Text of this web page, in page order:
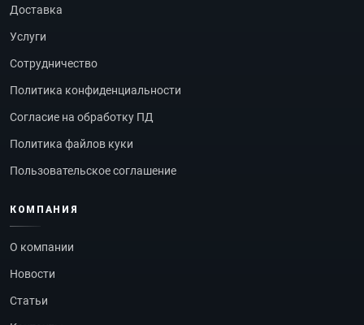
Доставка
Услуги
Сотрудничество
Политика конфиденциальности
Согласие на обработку ПД
Политика файлов куки
Пользовательское соглашение
КОМПАНИЯ
О компании
Новости
Статьи